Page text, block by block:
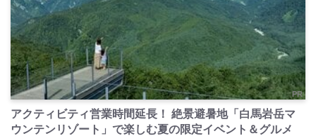
PR
アクティビティ営業時間延長！ 絶景避暑地「白馬岩岳マ
ウンテンリゾート」で楽しむ夏の限定イベント＆グルメ